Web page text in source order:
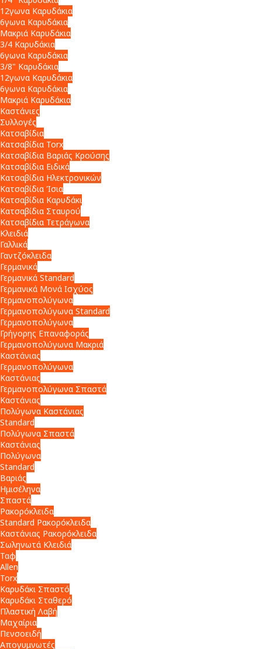
12γωνα Καρυδάκια
6γωνα Καρυδάκια
Μακριά Καρυδάκια
3/4 Καρυδάκια
6γωνα Καρυδάκια
3/8" Καρυδάκια
12γωνα Καρυδάκια
6γωνα Καρυδάκια
Μακριά Καρυδάκια
Καστάνιες
Συλλογές
Κατσαβίδια
Κατσαβίδια Torx
Κατσαβίδια Βαριάς Κρούσης
Κατσαβίδια Ειδικά
Κατσαβίδια Ηλεκτρονικών
Κατσαβίδια Ίσια
Κατσαβίδια Καρυδάκι
Κατσαβίδια Σταυρού
Κατσαβίδια Τετράγωνα
Κλειδιά
Γαλλικά
Γαντζόκλειδα
Γερμανικά
Γερμανικά Standard
Γερμανικά Μονά Ισχύος
Γερμανοπολύγωνα
Γερμανοπολύγωνα Standard
Γερμανοπολύγωνα
Γρήγορης Επαναφοράς
Γερμανοπολύγωνα Μακριά
Καστάνιας
Γερμανοπολύγωνα
Καστάνιας
Γερμανοπολύγωνα Σπαστά
Καστάνιας
Πολύγωνα Καστάνιας
Standard
Πολύγωνα Σπαστά
Καστάνιας
Πολύγωνα
Standard
Βαριάς
Ημισέληνα
Σπαστά
Ρακορόκλειδα
Standard Ρακορόκλειδα
Καστάνιας Ρακορόκλειδα
Σωληνωτά Κλειδιά
Ταφ
Allen
Torx
Καρυδάκι Σπαστό
Καρυδάκι Σταθερό
Πλαστική Λαβή
Μαχαίρια
Πενσοειδή
Απογυμνωτές